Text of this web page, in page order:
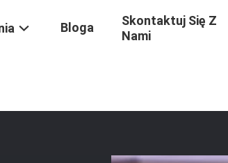
Bloga
Skontaktuj Się Z
Nami